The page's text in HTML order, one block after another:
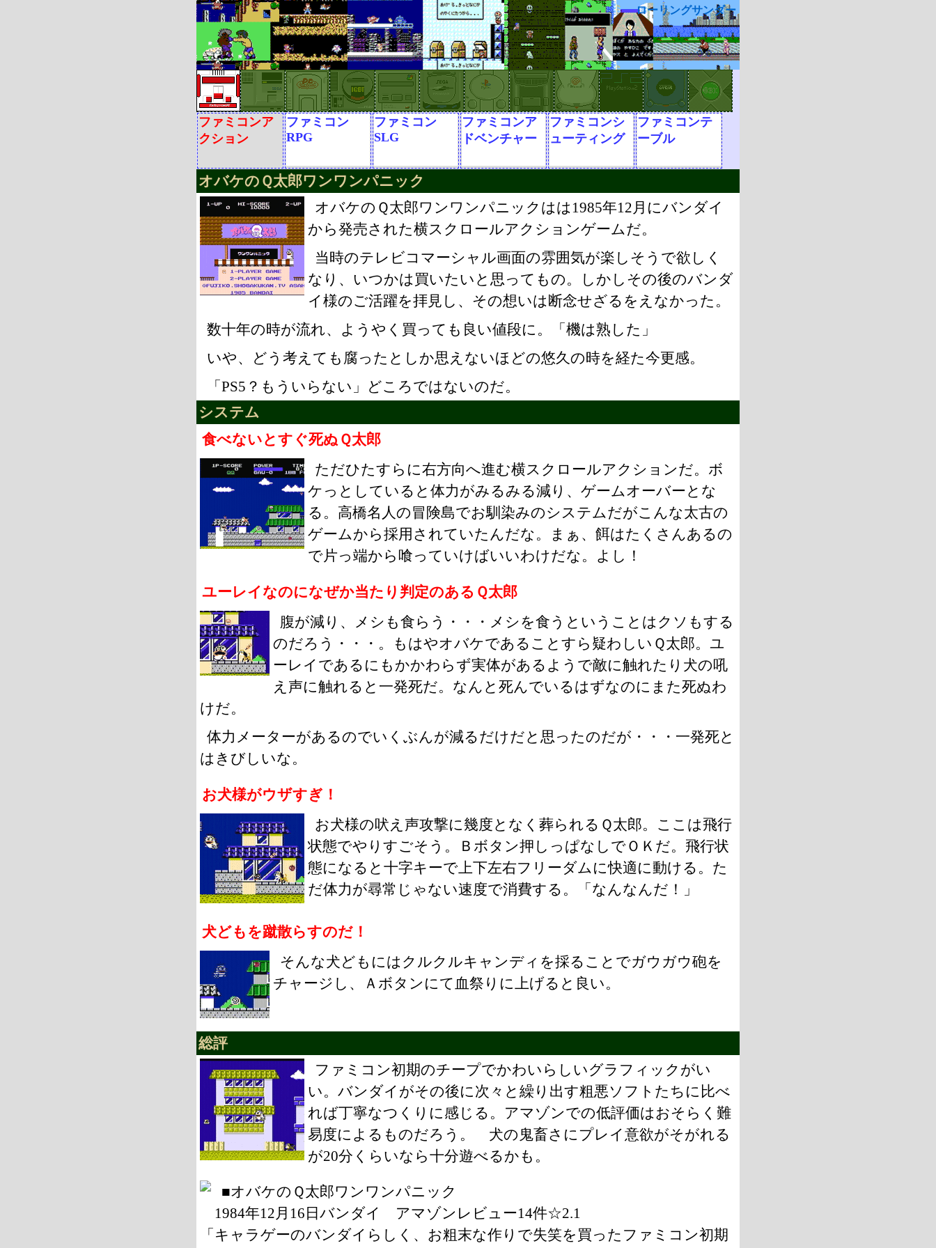
ローリングサンダー
ファミコンア
クション
ファミコン
RPG
ファミコン
SLG
ファミコンア
ドベンチャー
ファミコンシ
ューティング
ファミコンテ
ーブル
オバケのＱ太郎ワンワンパニック
オバケのＱ太郎ワンワンパニックはは1985年12月にバンダイ
から発売された横スクロールアクションゲームだ。
当時のテレビコマーシャル画面の雰囲気が楽しそうで欲しく
なり、いつかは買いたいと思ってもの。しかしその後のバンダ
イ様のご活躍を拝見し、その想いは断念せざるをえなかった。
数十年の時が流れ、ようやく買っても良い値段に。「機は熟した」
いや、どう考えても腐ったとしか思えないほどの悠久の時を経た今更感。
「PS5？もういらない」どころではないのだ。
システム
食べないとすぐ死ぬＱ太郎
ただひたすらに右方向へ進む横スクロールアクションだ。ボ
ケっとしていると体力がみるみる減り、ゲームオーバーとな
る。高橋名人の冒険島でお馴染みのシステムだがこんな太古の
ゲームから採用されていたんだな。まぁ、餌はたくさんあるの
で片っ端から喰っていけばいいわけだな。よし！
ユーレイなのになぜか当たり判定のあるＱ太郎
腹が減り、メシも食らう・・・メシを食うということはクソもする
のだろう・・・。もはやオバケであることすら疑わしいＱ太郎。ユ
ーレイであるにもかかわらず実体があるようで敵に触れたり犬の吼
え声に触れると一発死だ。なんと死んでいるはずなのにまた死ぬわ
けだ。
体力メーターがあるのでいくぶんが減るだけだと思ったのだが・・・一発死と
はきびしいな。
お犬様がウザすぎ！
お犬様の吠え声攻撃に幾度となく葬られるＱ太郎。ここは飛行
状態でやりすごそう。Ｂボタン押しっぱなしでＯＫだ。飛行状
態になると十字キーで上下左右フリーダムに快適に動ける。た
だ体力が尋常じゃない速度で消費する。「なんなんだ！」
犬どもを蹴散らすのだ！
そんな犬どもにはクルクルキャンディを採ることでガウガウ砲を
チャージし、Ａボタンにて血祭りに上げると良い。
総評
ファミコン初期のチープでかわいらしいグラフィックがい
い。バンダイがその後に次々と繰り出す粗悪ソフトたちに比べ
れば丁寧なつくりに感じる。アマゾンでの低評価はおそらく難
易度によるものだろう。 犬の鬼畜さにプレイ意欲がそがれる
が20分くらいなら十分遊べるかも。
■オバケのＱ太郎ワンワンパニック
1984年12月16日バンダイ アマゾンレビュー14件☆2.1
「キャラゲーのバンダイらしく、お粗末な作りで失笑を買ったファミコン初期